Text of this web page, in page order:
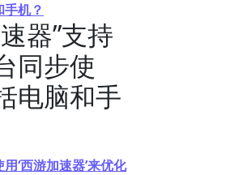
机？
器”支持
同步使
电脑和手
‘西游加速器’来优化